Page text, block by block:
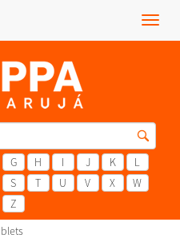
Menu
G H I J K
L
S T U V X
W
Z